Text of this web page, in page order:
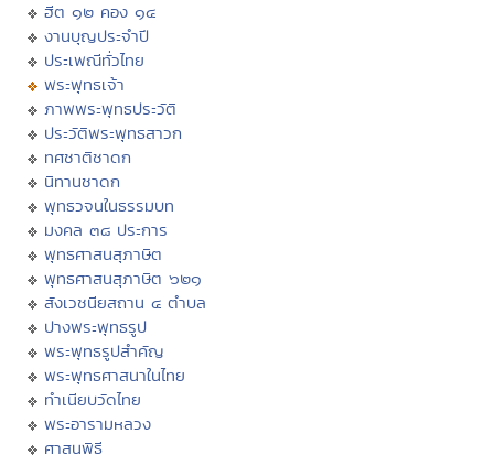
ฮีต ๑๒ คอง ๑๔
งานบุญประจำปี
ประเพณีทั่วไทย
พระพุทธเจ้า
ภาพพระพุทธประวัติ
ประวัติพระพุทธสาวก
ทศชาติชาดก
นิทานชาดก
พุทธวจนในธรรมบท
มงคล ๓๘ ประการ
พุทธศาสนสุภาษิต
พุทธศาสนสุภาษิต ๖๒๑
สังเวชนียสถาน ๔ ตำบล
ปางพระพุทธรูป
พระพุทธรูปสำคัญ
พระพุทธศาสนาในไทย
ทำเนียบวัดไทย
พระอารามหลวง
ศาสนพิธี